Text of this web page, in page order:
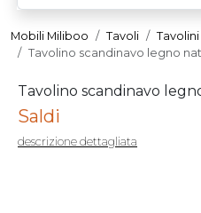
Mobili Miliboo Tavoli
Tavolini
Tavolino scandinavo legno
Tavolino scandinavo
Saldi
descrizione dettagliata